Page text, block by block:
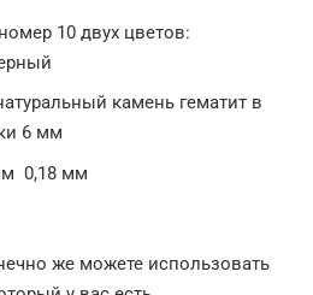
10 двух цветов:
камень гематит в
6 мм
0,18 мм
же можете использовать